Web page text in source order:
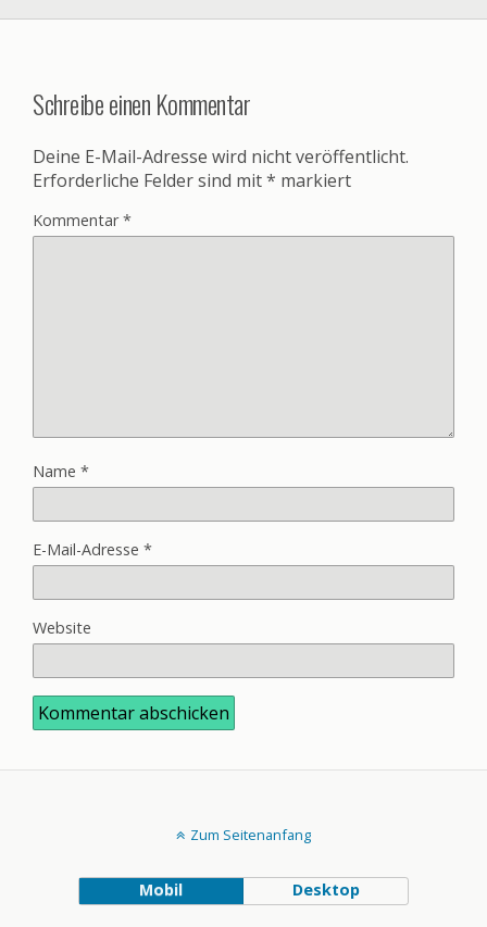
Schreibe einen Kommentar
Deine E-Mail-Adresse wird nicht veröffentlicht.
Erforderliche Felder sind mit* markiert
Kommentar*
Name *
E-Mail-Adresse *
Website
Zum Seitenanfang
Mobil Desktop